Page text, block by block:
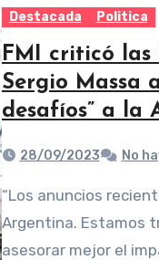
Destacada Politica
FMI criticó las
Sergio Massa
desafíos” a la
28/09/2023 No
“Los anuncios recientes suman desafíos a la
Argentina. Estamos
asesorar mejor el